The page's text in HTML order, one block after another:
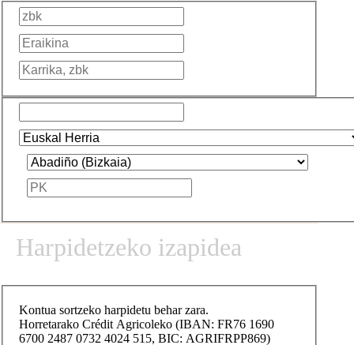
Harpidetzeko izapidea
Kontua sortzeko harpidetu behar zara.
Horretarako Crédit Agricoleko (IBAN: FR76 1690
6700 2487 0732 4024 515, BIC: AGRIFRPP869)